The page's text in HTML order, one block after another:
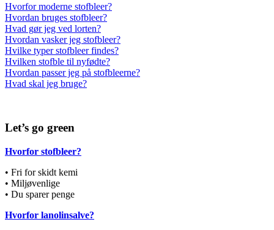
Hvorfor moderne stofbleer?
Hvordan bruges stofbleer?
Hvad gør jeg ved lorten?
Hvordan vasker jeg stofbleer?
Hvilke typer stofbleer findes?
Hvilken stofble til nyfødte?
Hvordan passer jeg på stofbleerne?
Hvad skal jeg bruge?
Let’s go green
Hvorfor stofbleer?
• Fri for skidt kemi
• Miljøvenlige
• Du sparer penge
Hvorfor lanolinsalve?